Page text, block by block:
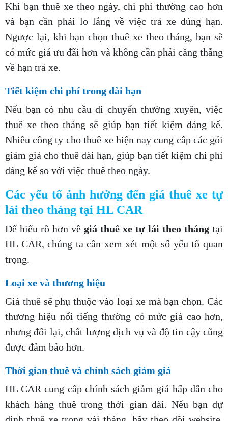
Khi bạn thuê xe theo ngày, chi phí thường cao hơn
và bạn cần phải lo lắng về việc trả xe đúng hạn.
Ngược lại, khi bạn chọn thuê xe theo tháng, bạn sẽ
có mức giá ưu đãi hơn và không cần phải căng thẳng
về hạn trả xe.
Tiết kiệm chi phí trong dài hạn
Nếu bạn có nhu cầu di chuyển thường xuyên, việc
thuê xe theo tháng sẽ giúp bạn tiết kiệm đáng kể.
Nhiều công ty cho thuê xe hiện nay cung cấp các gói
giảm giá cho thuê dài hạn, giúp bạn tiết kiệm chi phí
đáng kể so với việc thuê theo ngày.
Các yếu tố ảnh hưởng đến giá thuê xe tự
lái theo tháng tại HL CAR
Để hiểu rõ hơn về giá thuê xe tự lái theo tháng tại
HL CAR, chúng ta cần xem xét một số yếu tố quan
trọng.
Loại xe và thương hiệu
Giá thuê sẽ phụ thuộc vào loại xe mà bạn chọn. Các
thương hiệu nổi tiếng thường có mức giá cao hơn,
nhưng đổi lại, chất lượng dịch vụ và độ tin cậy cũng
được đảm bảo hơn.
Thời gian thuê và chính sách giảm giá
HL CAR cung cấp chính sách giảm giá hấp dẫn cho
khách hàng thuê trong thời gian dài. Nếu bạn dự